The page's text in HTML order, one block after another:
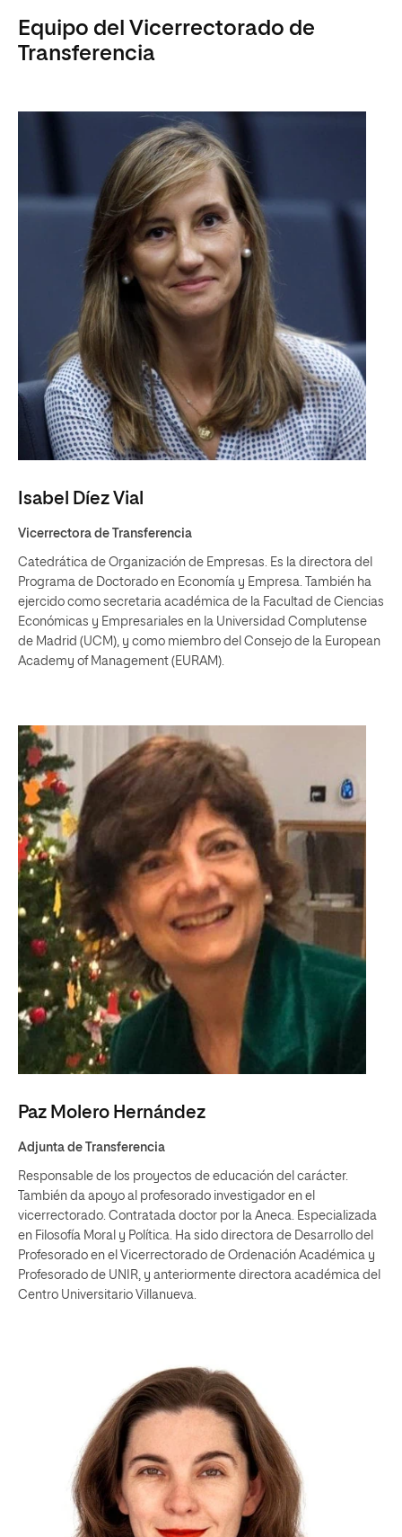
Equipo del Vicerrectorado de
Transferencia
Isabel Díez Vial
Vicerrectora de Transferencia
Catedrática de Organización de Empresas. Es la directora del
Programa de Doctorado en Economía y Empresa. También ha
ejercido como secretaria académica de la Facultad de Ciencias
Económicas y Empresariales en la Universidad Complutense
de Madrid (UCM), y como miembro del Consejo de la European
Academy of Management (EURAM).
Paz Molero Hernández
Adjunta de Transferencia
Responsable de los proyectos de educación del carácter.
También da apoyo al profesorado investigador en el
vicerrectorado. Contratada doctor por la Aneca. Especializada
en Filosofía Moral y Política. Ha sido directora de Desarrollo del
Profesorado en el Vicerrectorado de Ordenación Académica y
Profesorado de UNIR, y anteriormente directora académica del
Centro Universitario Villanueva.